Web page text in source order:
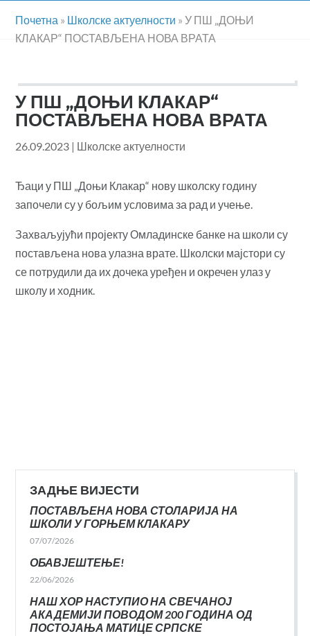
Почетна » Школске актуелности »У ПШ „ДОЊИ
КЛАКАР“ ПОСТАВЉЕНА НОВА ВРАТА
У ПШ „ДОЊИ КЛАКАР“
ПОСТАВЉЕНА НОВА ВРАТА
26.09.2023 | Школске актуелности
Ђаци у ПШ „Доњи Клакар“ нову школску годину
започели су у бољим условима за рад и учење.
Захваљујући пројекту Омладинске банке на школи су
постављена нова улазна врате. Школски мајстори су
се потрудили да их дочека уређен и окречен улаз у
школу и ходник.
ЗАДЊЕ ВИЈЕСТИ
ПОСТАВЉЕНА НОВА СТОЛАРИЈА НА
ШКОЛИ У ГОРЊЕМ КЛАКАРУ
07/07/2026
ОБАВЈЕШТЕЊЕ!
22/06/2026
НАШ ХОР НАСТУПИО НА СВЕЧАНОЈ
АКАДЕМИЈИ ПОВОДОМ 200 ГОДИНА ОД
ПОСТОЈАЊА МАТИЦЕ СРПСКЕ